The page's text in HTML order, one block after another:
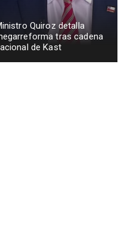
Quiroz detalla
tras cadena
de Kast